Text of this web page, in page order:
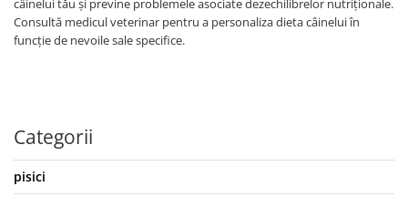
câinelui tău și previne problemele asociate dezechilibrelor nutriționale.
Consultă medicul veterinar pentru a personaliza dieta câinelui în
funcție de nevoile sale specifice.
Categorii
pisici